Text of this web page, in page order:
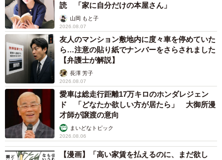
読 「家に自分だけの本屋さん」
山岡 もと子
2026.08.07
友人のマンション敷地内に度々車を停めていた
ら…注意の貼り紙でナンバーをさらされました
【弁護士が解説】
長澤 芳子
2026.08.07
愛車は総走行距離17万キロのホンダレジェン
ド 「どなたか欲しい方が居たら」 大御所漫
才師が譲渡の意向
まいどなトピック
2026.08.06
【漫画】「高い家賃を払えるのに、まだ欲し